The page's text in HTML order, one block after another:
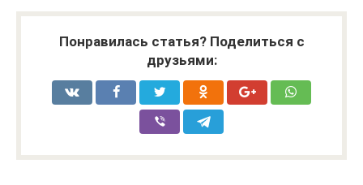
Понравилась статья? Поделиться с
друзьями: